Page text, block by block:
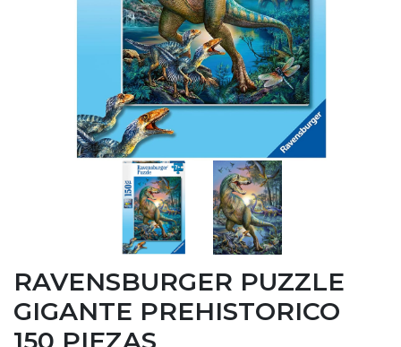
RAVENSBURGER PUZZLE
GIGANTE PREHISTORICO
150 PIEZAS